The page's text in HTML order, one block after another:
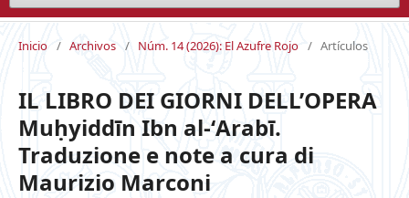
Inicio / Archivos / Núm. 14 (2026): El Azufre Rojo / Artículos
IL LIBRO DEI GIORNI DELL’OPERA
Muḥyiddīn Ibn al-ʻArabī.
Traduzione e note a cura di
Maurizio Marconi